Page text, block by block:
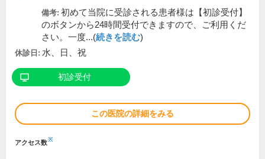
備考: 初めて当院に受診される患者様は【初診受付】
のボタンから24時間受付できますので、ご利用くだ
さい。一度...(続きを読む)
休診日: 水、日、祝
初診受付
この医院の詳細をみる
アクセス数※